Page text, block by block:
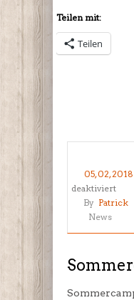
Teilen mit:
Teilen
05, 02, 2018
deaktiviertfür
By Patrick
News